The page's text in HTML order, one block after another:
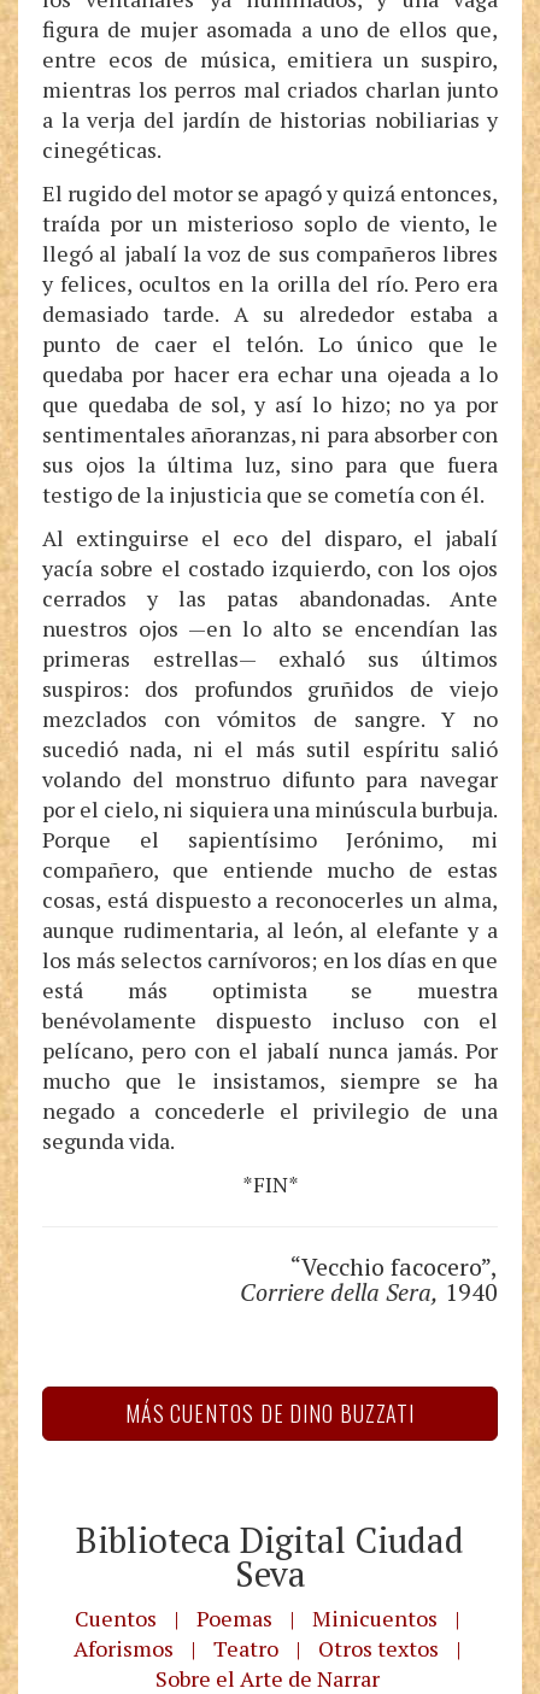
figura de mujer asomada a uno de ellos que,
entre ecos de música, emitiera un suspiro,
mientras los perros mal criados charlan junto
a la verja del jardín de historias nobiliarias y
cinegéticas.
El rugido del motor se apagó y quizá entonces,
traída por un misterioso soplo de viento, le
llegó al jabalí la voz de sus compañeros libres
y felices, ocultos en la orilla del río. Pero era
demasiado tarde. A su alrededor estaba a
punto de caer el telón. Lo único que le
quedaba por hacer era echar una ojeada a lo
que quedaba de sol, y así lo hizo; no ya por
sentimentales añoranzas, ni para absorber con
sus ojos la última luz, sino para que fuera
testigo de la injusticia que se cometía con él.
Al extinguirse el eco del disparo, el jabalí
yacía sobre el costado izquierdo, con los ojos
cerrados y las patas abandonadas. Ante
nuestros ojos —en lo alto se encendían las
primeras estrellas— exhaló sus últimos
suspiros: dos profundos gruñidos de viejo
mezclados con vómitos de sangre. Y no
sucedió nada, ni el más sutil espíritu salió
volando del monstruo difunto para navegar
por el cielo, ni siquiera una minúscula burbuja.
Porque el sapientísimo Jerónimo, mi
compañero, que entiende mucho de estas
cosas, está dispuesto a reconocerles un alma,
aunque rudimentaria, al león, al elefante y a
los más selectos carnívoros; en los días en que
está más optimista se muestra
benévolamente dispuesto incluso con el
pelícano, pero con el jabalí nunca jamás. Por
mucho que le insistamos, siempre se ha
negado a concederle el privilegio de una
segunda vida.
*FIN*
“Vecchio facocero”,
Corriere della Sera, 1940
MÁS CUENTOS DE DINO BUZZATI
Biblioteca Digital Ciudad
Seva
Cuentos | Poemas | Minicuentos
|
Aforismos
| Teatro | Otros textos
|
Sobre el Arte de Narrar